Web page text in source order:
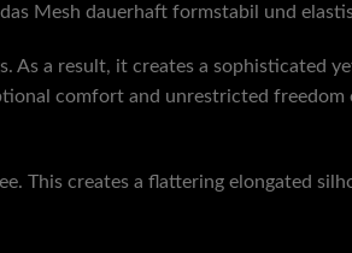
Mesh dauerhaft formstabil und
As a result, it creates a sophisticated
comfort and unrestricted freedom
This creates a flattering elongated